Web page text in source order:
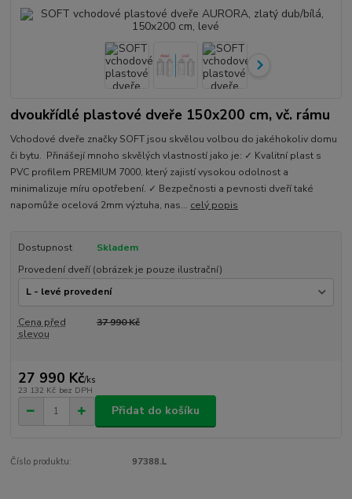
dvoukřídlé plastové dveře 150x200 cm, vč. rámu
Vchodové dveře značky SOFT jsou skvělou volbou do jakéhokoliv domu
či bytu. Přinášejí mnoho skvělých vlastností jako je: ✓ Kvalitní plast s
PVC profilem PREMIUM 7000, který zajistí vysokou odolnost a
minimalizuje míru opotřebení. ✓ Bezpečnosti a pevnosti dveří také
napomůže ocelová 2mm výztuha, nas... celý popis
Dostupnost
Skladem
Provedení dveří (obrázek je pouze ilustrační)
Cena před
slevou
37 990 Kč
27 990 Kč/ks
23 132 Kč bez DPH
Přidat do košíku
Číslo produktu: 97388.L